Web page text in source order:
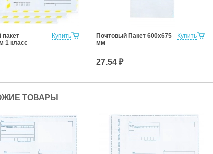
Купить
1 класс
Купить
Почтовый Пакет 600х675
мм
27.54 ₽
ТОВАРЫ